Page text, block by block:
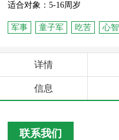
适合对象：5-16周岁
军事 童子军 吃苦 心智
详情
信息
联系我们